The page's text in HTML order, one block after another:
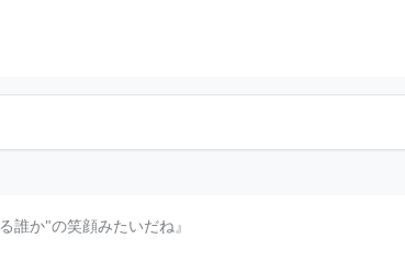
誰か"の笑顔みたいだね』